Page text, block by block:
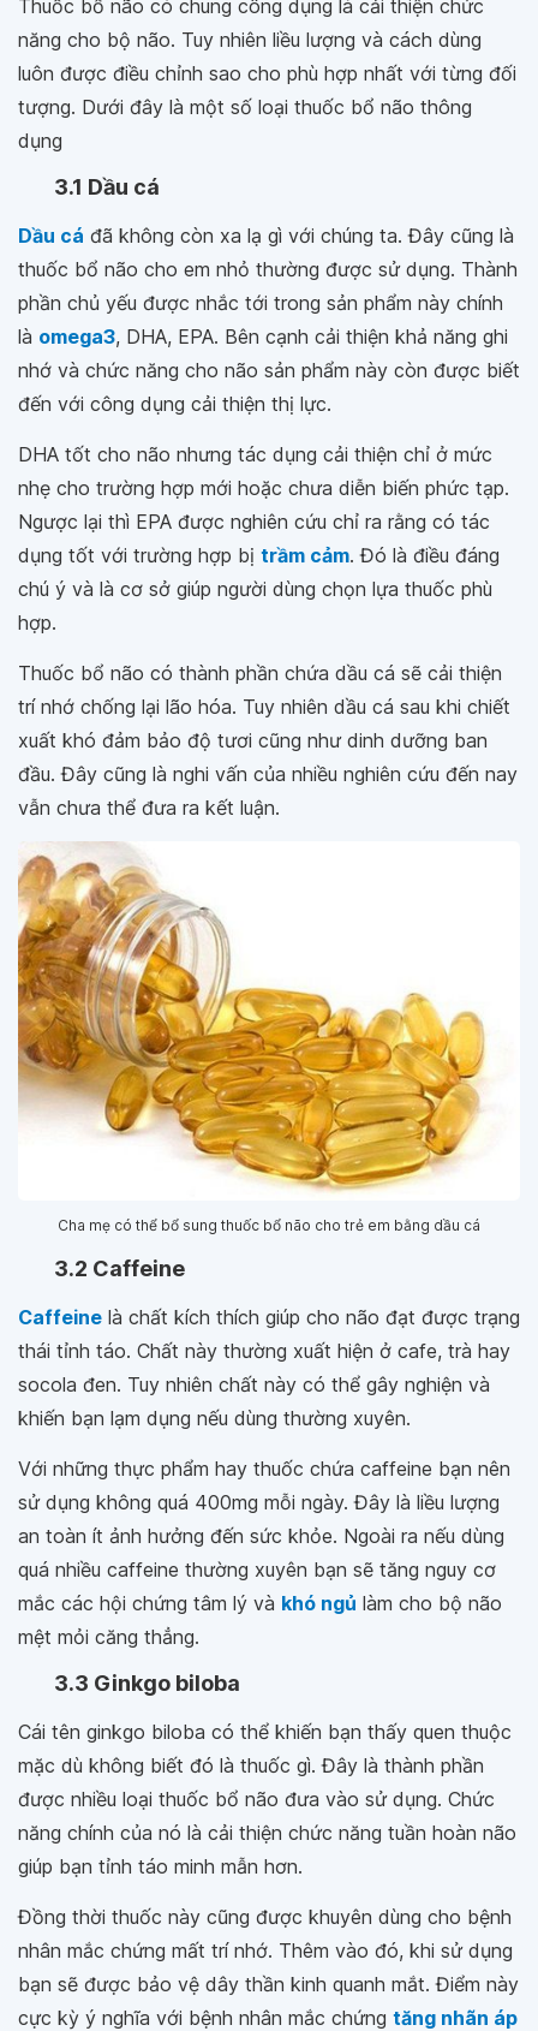
Thuốc bổ não có chung công dụng là cải thiện chức
năng cho bộ não. Tuy nhiên liều lượng và cách dùng
luôn được điều chỉnh sao cho phù hợp nhất với từng đối
tượng. Dưới đây là một số loại thuốc bổ não thông
dụng
3.1 Dầu cá
Dầu cá đã không còn xa lạ gì với chúng ta. Đây cũng là
thuốc bổ não cho em nhỏ thường được sử dụng. Thành
phần chủ yếu được nhắc tới trong sản phẩm này chính
là omega3, DHA, EPA. Bên cạnh cải thiện khả năng ghi
nhớ và chức năng cho não sản phẩm này còn được biết
đến với công dụng cải thiện thị lực.
DHA tốt cho não nhưng tác dụng cải thiện chỉ ở mức
nhẹ cho trường hợp mới hoặc chưa diễn biến phức tạp.
Ngược lại thì EPA được nghiên cứu chỉ ra rằng có tác
dụng tốt với trường hợp bị trầm cảm. Đó là điều đáng
chú ý và là cơ sở giúp người dùng chọn lựa thuốc phù
hợp.
Thuốc bổ não có thành phần chứa dầu cá sẽ cải thiện
trí nhớ chống lại lão hóa. Tuy nhiên dầu cá sau khi chiết
xuất khó đảm bảo độ tươi cũng như dinh dưỡng ban
đầu. Đây cũng là nghi vấn của nhiều nghiên cứu đến nay
vẫn chưa thể đưa ra kết luận.
Cha mẹ có thể bổ sung thuốc bổ não cho trẻ em bằng dầu cá
3.2 Caffeine
Caffeine là chất kích thích giúp cho não đạt được trạng
thái tỉnh táo. Chất này thường xuất hiện ở cafe, trà hay
socola đen. Tuy nhiên chất này có thể gây nghiện và
khiến bạn lạm dụng nếu dùng thường xuyên.
Với những thực phẩm hay thuốc chứa caffeine bạn nên
sử dụng không quá 400mg mỗi ngày. Đây là liều lượng
an toàn ít ảnh hưởng đến sức khỏe. Ngoài ra nếu dùng
quá nhiều caffeine thường xuyên bạn sẽ tăng nguy cơ
mắc các hội chứng tâm lý và khó ngủ làm cho bộ não
mệt mỏi căng thẳng.
3.3 Ginkgo biloba
Cái tên ginkgo biloba có thể khiến bạn thấy quen thuộc
mặc dù không biết đó là thuốc gì. Đây là thành phần
được nhiều loại thuốc bổ não đưa vào sử dụng. Chức
năng chính của nó là cải thiện chức năng tuần hoàn não
giúp bạn tỉnh táo minh mẫn hơn.
Đồng thời thuốc này cũng được khuyên dùng cho bệnh
nhân mắc chứng mất trí nhớ. Thêm vào đó, khi sử dụng
bạn sẽ được bảo vệ dây thần kinh quanh mắt. Điểm này
cực kỳ ý nghĩa với bệnh nhân mắc chứng tăng nhãn áp